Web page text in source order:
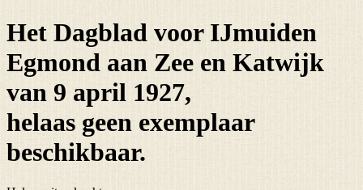
Het Dagblad voor IJmuiden
Egmond aan Zee en Katwijk
van 9 april 1927,
helaas geen exemplaar
beschikbaar.